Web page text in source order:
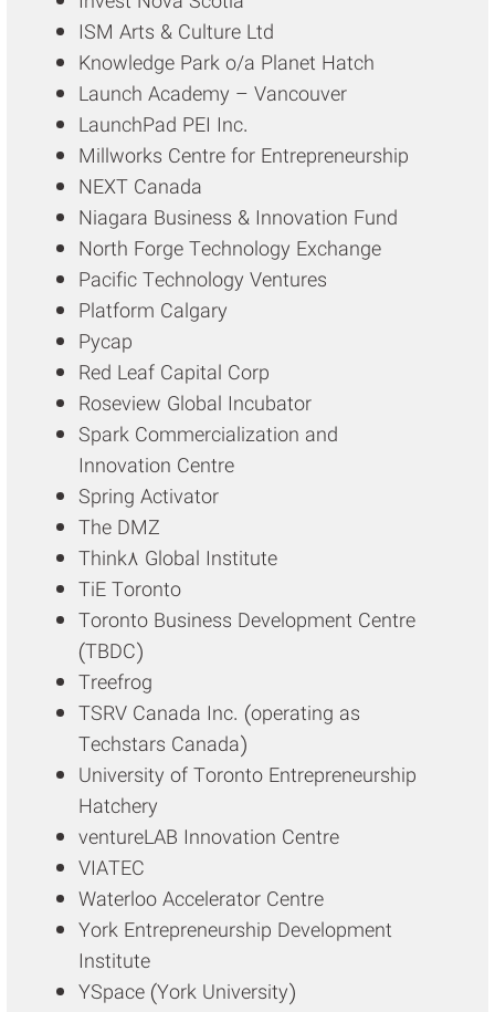
ISM Arts & Culture Ltd
Knowledge Park o/a Planet Hatch
Launch Academy – Vancouver
LaunchPad PEI Inc.
Millworks Centre for Entrepreneurship
NEXT Canada
Niagara Business & Innovation Fund
North Forge Technology Exchange
Pacific Technology Ventures
Platform Calgary
Pycap
Red Leaf Capital Corp
Roseview Global Incubator
Spark Commercialization and
Innovation Centre
Spring Activator
The DMZ
Think8 Global Institute
TiE Toronto
Toronto Business Development Centre
(TBDC)
Treefrog
TSRV Canada Inc. (operating as
Techstars Canada)
University of Toronto Entrepreneurship
Hatchery
ventureLAB Innovation Centre
VIATEC
Waterloo Accelerator Centre
York Entrepreneurship Development
Institute
YSpace (York University)